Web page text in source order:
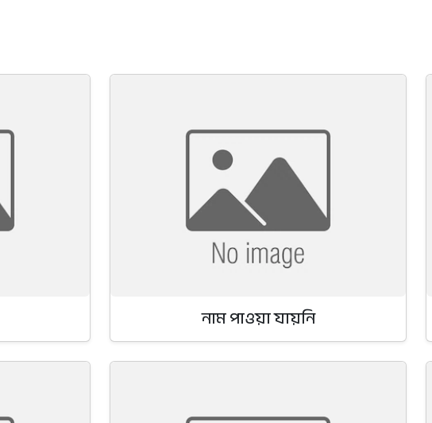
নাম পাওয়া যায়নি